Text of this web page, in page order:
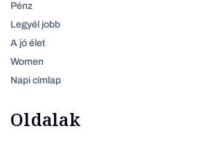
Pénz
Legyél jobb
A jó élet
Women
Napi címlap
Oldalak